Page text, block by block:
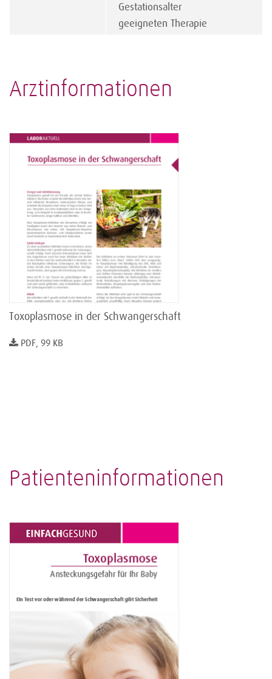
Gestationsalter
geeigneten Therapie
Arztinformationen
Toxoplasmose in der Schwangerschaft
PDF, 99 KB
Patienteninformationen